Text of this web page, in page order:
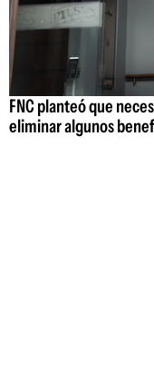
FNC planteó que
eliminar algunos